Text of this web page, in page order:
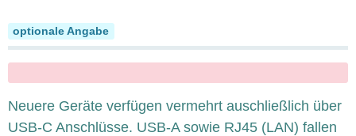
Adapter
optionale Angabe
x
Neuere Geräte verfügen vermehrt auschließlich über
USB-C Anschlüsse. USB-A sowie RJ45 (LAN) fallen